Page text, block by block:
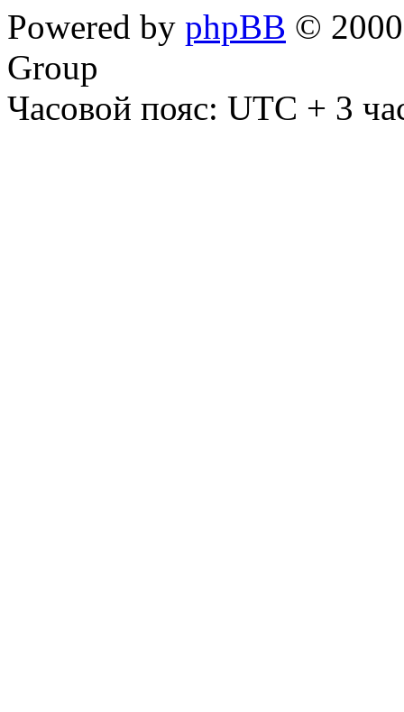
Powered by phpBB ©
Group
Часовой пояс: UTC + 3